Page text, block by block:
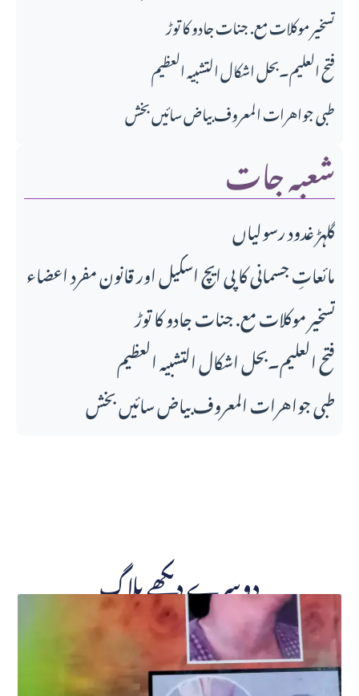
تسخیر موکلات مع. جنات جادو کا توڑ
فتح العلیم۔بحل اشکال التشبیہ العظیم
طبی جواهرات المعروف بیاض سائیں بخش
شعبہ جات
گلہڑ غدود رسولیاں
مائعاتِ جسمانی کا پی ایچ اسکیل اور قانونِ مفرد اعضاء
تسخیر موکلات مع. جنات جادو کا توڑ
فتح العلیم۔بحل اشکال التشبیہ العظیم
طبی جواهرات المعروف بیاض سائیں بخش
دوسرے دیکھے بلاگ